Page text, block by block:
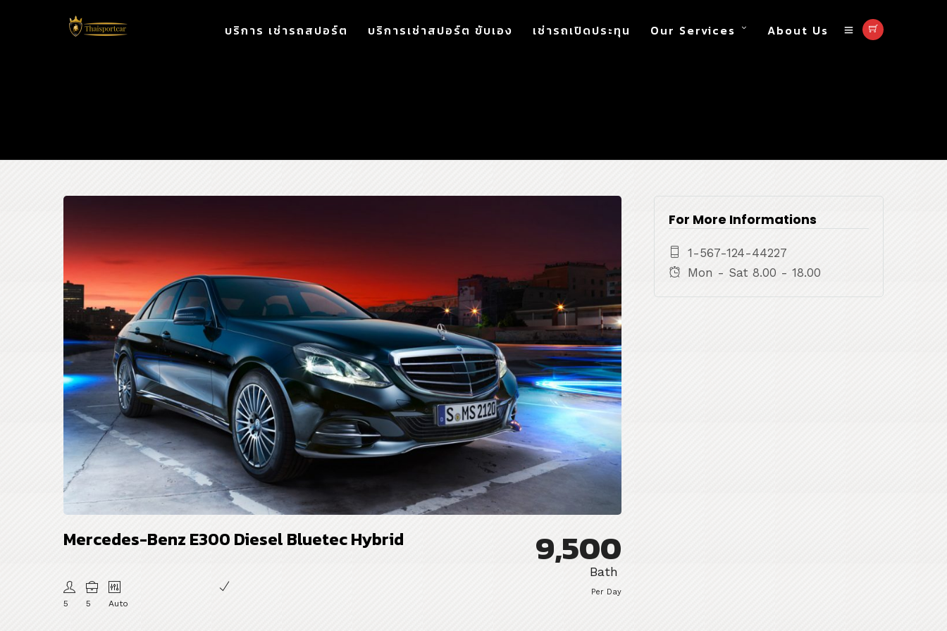
บริการ เช่ารถสปอร์ต บริการเช่าสปอร์ต ขับเอง เช่ารถเปิดประทุน Our Services About Us
Mercedes-Benz E300 Diesel Bluetec Hybrid
5 5 Auto
9,500
Bath
Per Day
For More Informations
1-567-124-44227
Mon - Sat 8.00 - 18.00